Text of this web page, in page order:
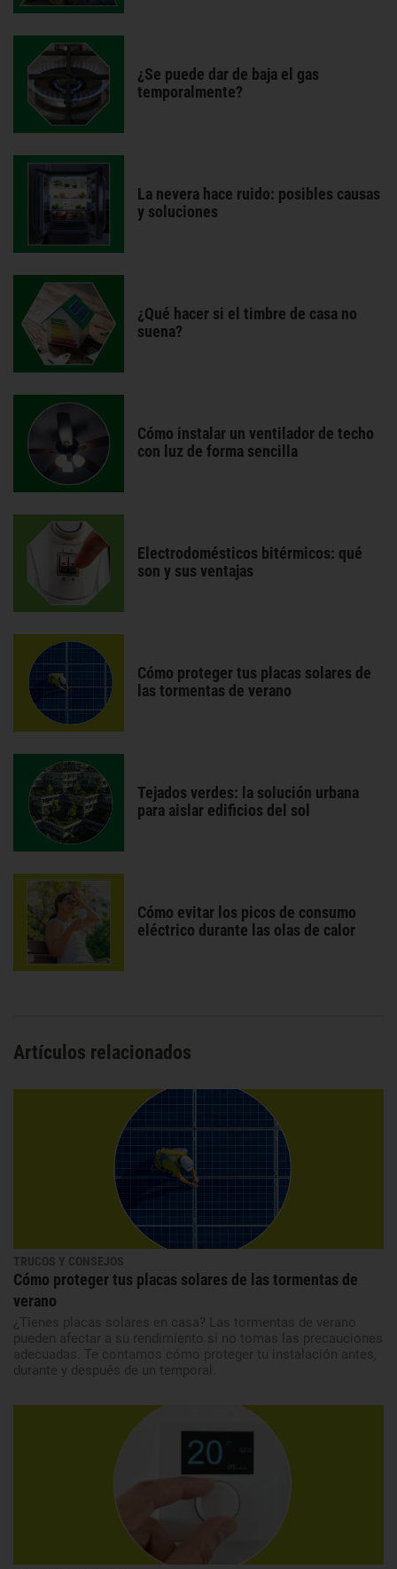
¿Se puede dar de baja el gas
temporalmente?
La nevera hace ruido: posibles causas
y soluciones
¿Qué hacer si el timbre de casa no
suena?
Cómo instalar un ventilador de techo
con luz de forma sencilla
Electrodomésticos bitérmicos: qué
son y sus ventajas
Cómo proteger tus placas solares de
las tormentas de verano
Tejados verdes: la solución urbana
para aislar edificios del sol
Cómo evitar los picos de consumo
eléctrico durante las olas de calor
Artículos relacionados
TRUCOS Y CONSEJOS
Cómo proteger tus placas solares de las tormentas de
verano
¿Tienes placas solares en casa? Las tormentas de verano
pueden afectar a su rendimiento si no tomas las precauciones
adecuadas. Te contamos cómo proteger tu instalación antes,
durante y después de un temporal.